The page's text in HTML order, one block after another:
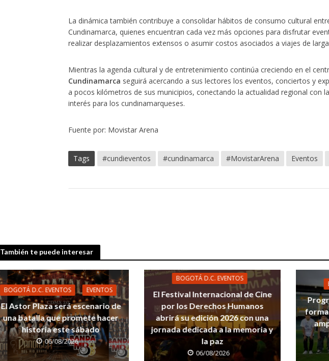
La dinámica también contribuye a consolidar hábitos de consumo cultural
Cundinamarca, quienes encuentran cada vez más opciones para disfrutar
realizar desplazamientos extensos o asumir costos asociados a viajes de
Mientras la agenda cultural y de entretenimiento continúa creciendo en el
Cundinamarca seguirá acercando a sus lectores los eventos, conciertos y
a pocos kilómetros de sus municipios, conectando la actualidad regional con
interés para los cundinamarqueses.
Fuente por: Movistar Arena
Tags #cundieventos #cundinamarca #MovistarArena Eventos
También te puede interesar
BOGOTÁ D.C. EVENTOS EVENTOS
El Astor Plaza será escenario de
una batalla que promete hacer
historia este sábado
06/08/2026
BOGOTÁ D.C. EVENTOS
El Festival Internacional de Cine
por los Derechos Humanos
abrirá su edición 2026 con una
jornada dedicada a la memoria y
la paz
06/08/2026